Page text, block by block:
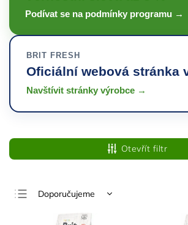
Podívat se na podmínky programu →
BRIT FRESH
Oficiální webová stránka
Navštívit stránky výrobce →
Otevřít filtr
Doporučujeme
Nejlevnější